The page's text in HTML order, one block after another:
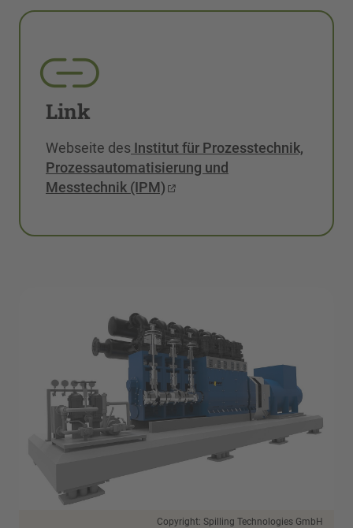
Link
Webseite des Institut für Prozesstechnik,
Prozessautomatisierung und
Messtechnik (IPM)
Copyright: Spilling Technologies GmbH